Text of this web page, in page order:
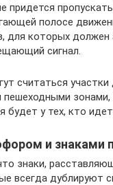
придется
полосе
для которых должен
сигнал.
считаться участки
пешеходными
будет у тех, кто
и знаками
знаки,
всегда дублируют